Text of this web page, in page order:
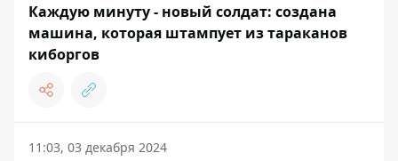
Каждую минуту - новый солдат: создана
машина, которая штампует из тараканов
киборгов
11:03, 03 декабря 2024